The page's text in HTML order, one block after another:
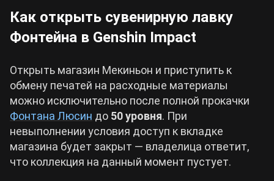
Как открыть сувенирную лавку
Фонтейна в Genshin Impact
Открыть магазин Мекиньон и приступить к
обмену печатей на расходные материалы
можно исключительно после полной прокачки
Фонтана Люсин до 50 уровня. При
невыполнении условия доступ к вкладке
магазина будет закрыт — владелица ответит,
что коллекция на данный момент пустует.